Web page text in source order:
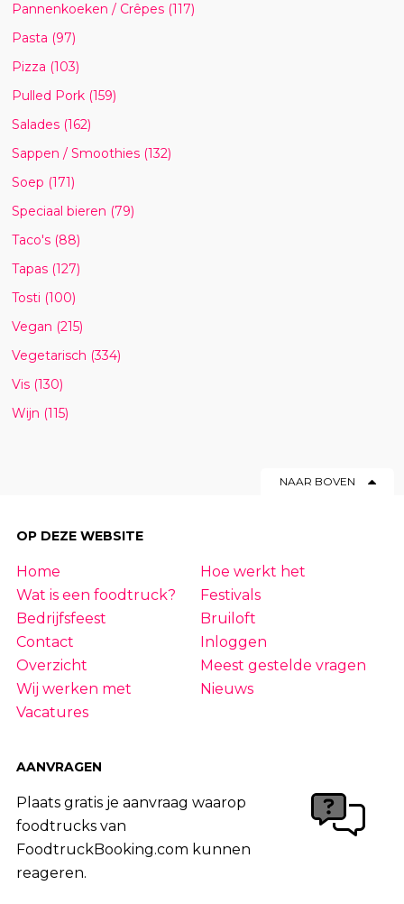
Pannenkoeken / Crêpes (117)
Pasta (97)
Pizza (103)
Pulled Pork (159)
Salades (162)
Sappen / Smoothies (132)
Soep (171)
Speciaal bieren (79)
Taco's (88)
Tapas (127)
Tosti (100)
Vegan (215)
Vegetarisch (334)
Vis (130)
Wijn (115)
NAAR BOVEN
OP DEZE WEBSITE
Home
Hoe werkt het
Wat is een foodtruck?
Festivals
Bedrijfsfeest
Bruiloft
Contact
Inloggen
Overzicht
Meest gestelde vragen
Wij werken met
Nieuws
Vacatures
AANVRAGEN
Plaats gratis je aanvraag waarop
foodtrucks van
FoodtruckBooking.com kunnen
reageren.